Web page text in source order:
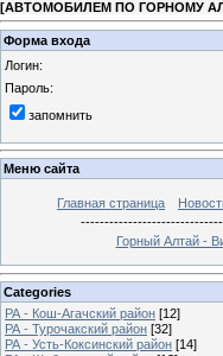
[АВТОМОБИЛЕМ ПО ГОРНОМУ
Форма входа
Логин:
Пароль:
запомнить
Меню сайта
Главная страница
------------------------------
Горный Алтай -
Categories
РА - Кош-Агачский район [12]
РА - Турочакский район [32]
РА - Усть-Коксинский район [14]